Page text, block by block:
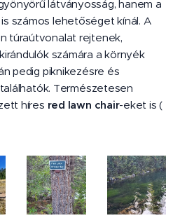
látványosság, hanem a
számos lehetőséget kínál. A
túraútvonalat rejtenek,
számára a környék
pedig piknikezésre és
Természetesen
híres red lawn chair-eket is (